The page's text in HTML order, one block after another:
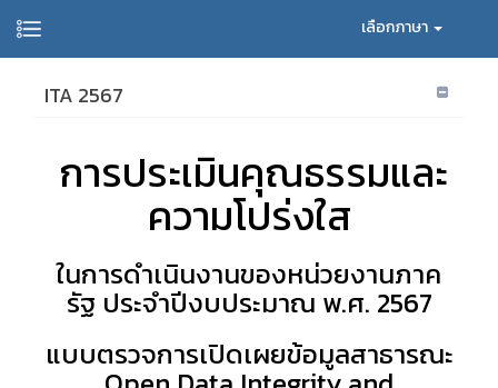
เลือกภาษา
ITA 2567
การประเมินคุณธรรมและ
ความโปร่งใส
ในการดำเนินงานของหน่วยงานภาค
รัฐ ประจำปีงบประมาณ พ.ศ. 2567
แบบตรวจการเปิดเผยข้อมูลสาธารณะ